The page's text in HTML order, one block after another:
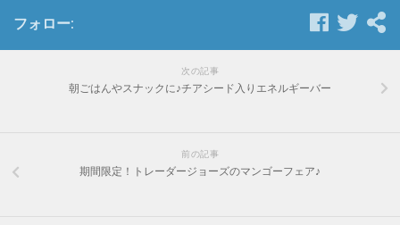
フォロー:
次の記事
朝ごはんやスナックに♪チアシード入りエネルギーバー
前の記事
期間限定！トレーダージョーズのマンゴーフェア♪